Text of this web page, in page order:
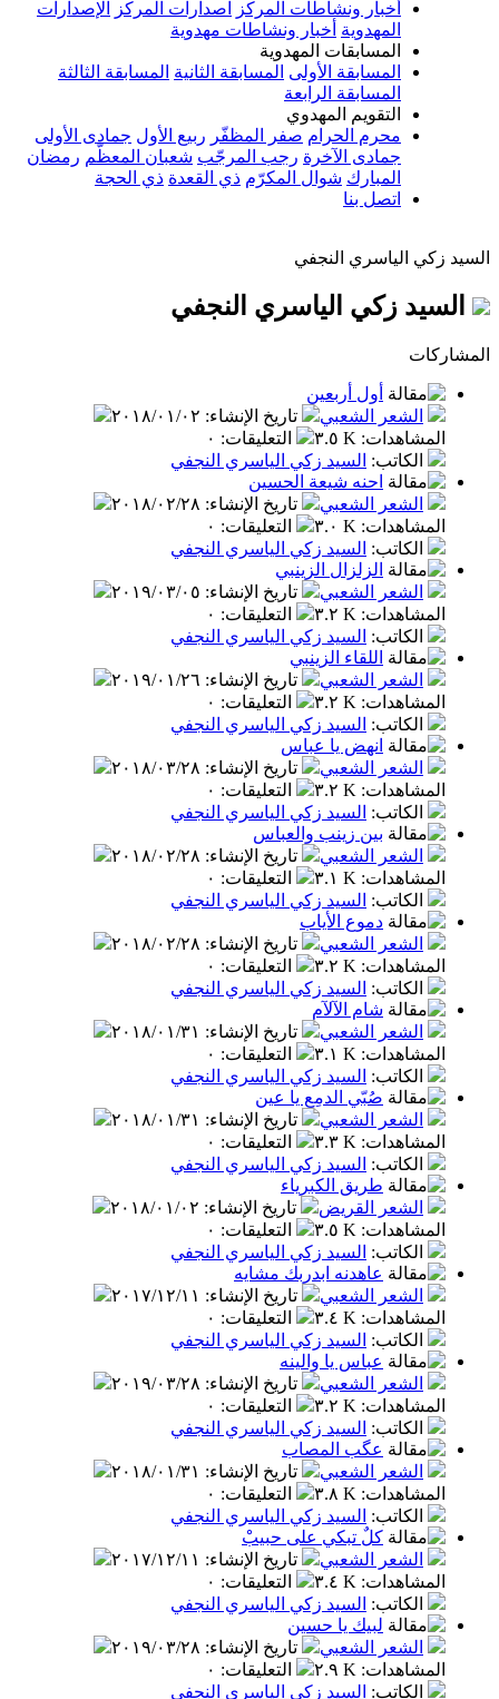
أخبار ونشاطات المركز اصدارات المركز
الإصدارات
المهدوية أخبار ونشاطات مهدوية
المسابقات المهدوية
المسابقة الأولى المسابقة الثانية المسابقة الثالثة
المسابقة الرابعة
التقويم المهدوي
محرم الحرام صفر المظفّر ربيع الأول جمادى الأولى
جمادى الآخرة رجب المرجّب شعبان المعظّم رمضان
المبارك شوال المكرّم ذي القعدة ذي الحجة
اتصل بنا
السيد زكي الياسري النجفي
السيد زكي الياسري النجفي
المشاركات
أول أربعين
الشعر الشعبي
تاريخ الإنشاء: ٢٠١٨/٠١/٠٢
المشاهدات: ٣.٥ K التعليقات: ٠
الكاتب: السيد زكي الياسري النجفي
احنه شيعة الحسين
الشعر الشعبي
تاريخ الإنشاء: ٢٠١٨/٠٢/٢٨
المشاهدات: ٣.٠ K التعليقات: ٠
الكاتب: السيد زكي الياسري النجفي
الزلزال الزينبي
الشعر الشعبي
تاريخ الإنشاء: ٢٠١٩/٠٣/٠٥
المشاهدات: ٣.٢ K التعليقات: ٠
الكاتب: السيد زكي الياسري النجفي
اللقاء الزينبي
الشعر الشعبي
تاريخ الإنشاء: ٢٠١٩/٠١/٢٦
المشاهدات: ٣.٢ K التعليقات: ٠
الكاتب: السيد زكي الياسري النجفي
انهض يا عباس
الشعر الشعبي
تاريخ الإنشاء: ٢٠١٨/٠٣/٢٨
المشاهدات: ٣.٢ K التعليقات: ٠
الكاتب: السيد زكي الياسري النجفي
بين زينب والعباس
الشعر الشعبي
تاريخ الإنشاء: ٢٠١٨/٠٢/٢٨
المشاهدات: ٣.١ K التعليقات: ٠
الكاتب: السيد زكي الياسري النجفي
دموع الأياب
الشعر الشعبي
تاريخ الإنشاء: ٢٠١٨/٠٢/٢٨
المشاهدات: ٣.٢ K التعليقات: ٠
الكاتب: السيد زكي الياسري النجفي
شام الآلآم
الشعر الشعبي
تاريخ الإنشاء: ٢٠١٨/٠١/٣١
المشاهدات: ٣.١ K التعليقات: ٠
الكاتب: السيد زكي الياسري النجفي
صُبّي الدمِع يا عين
الشعر الشعبي
تاريخ الإنشاء: ٢٠١٨/٠١/٣١
المشاهدات: ٣.٣ K التعليقات: ٠
الكاتب: السيد زكي الياسري النجفي
طريق الكبرياء
الشعر القريض
تاريخ الإنشاء: ٢٠١٨/٠١/٠٢
المشاهدات: ٣.٥ K التعليقات: ٠
الكاتب: السيد زكي الياسري النجفي
عاهدنه ابدربك مشايه
الشعر الشعبي
تاريخ الإنشاء: ٢٠١٧/١٢/١١
المشاهدات: ٣.٤ K التعليقات: ٠
الكاتب: السيد زكي الياسري النجفي
عباس يا والينه
الشعر الشعبي
تاريخ الإنشاء: ٢٠١٩/٠٣/٢٨
المشاهدات: ٣.٢ K التعليقات: ٠
الكاتب: السيد زكي الياسري النجفي
عگب المصاب
الشعر الشعبي
تاريخ الإنشاء: ٢٠١٨/٠١/٣١
المشاهدات: ٣.٨ K التعليقات: ٠
الكاتب: السيد زكي الياسري النجفي
كلٌ تبكي على حبيبْ
الشعر الشعبي
تاريخ الإنشاء: ٢٠١٧/١٢/١١
المشاهدات: ٣.٤ K التعليقات: ٠
الكاتب: السيد زكي الياسري النجفي
لبيك يا حسين
الشعر الشعبي
تاريخ الإنشاء: ٢٠١٩/٠٣/٢٨
المشاهدات: ٢.٩ K التعليقات: ٠
الكاتب: السيد زكي الياسري النجفي